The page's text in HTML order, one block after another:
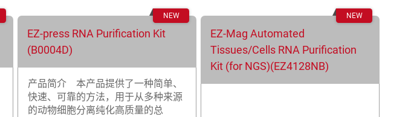
EZ-press RNA Purification Kit
(B0004D)
产品简介 本产品提供了一种简单、
快速、可靠的方法，用于从多种来源
的动物细胞分离纯化高质量的总
EZ-Mag Automated
Tissues/Cells RNA Purification
Kit (for NGS)(EZ4128NB)